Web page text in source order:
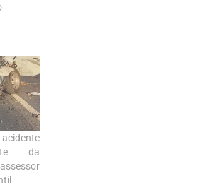
acidente
da